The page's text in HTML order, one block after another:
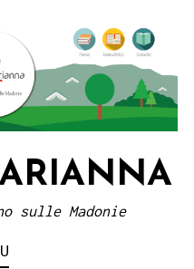
sulle Madonie